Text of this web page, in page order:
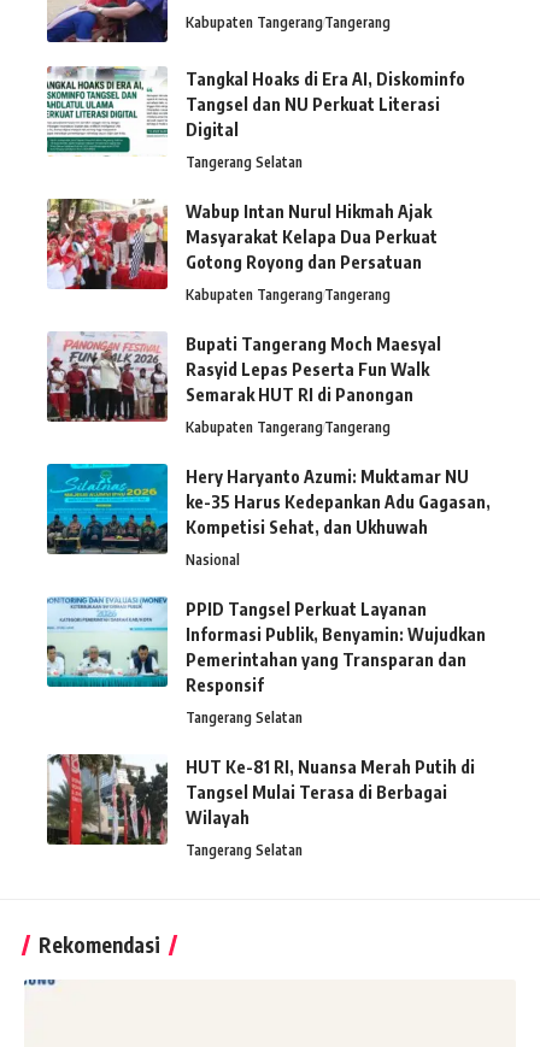
Kabupaten TangerangTangerang
Tangkal Hoaks di Era AI, Diskominfo
Tangsel dan NU Perkuat Literasi
Digital
Tangerang Selatan
Wabup Intan Nurul Hikmah Ajak
Masyarakat Kelapa Dua Perkuat
Gotong Royong dan Persatuan
Kabupaten TangerangTangerang
Bupati Tangerang Moch Maesyal
Rasyid Lepas Peserta Fun Walk
Semarak HUT RI di Panongan
Kabupaten TangerangTangerang
Hery Haryanto Azumi: Muktamar NU
ke-35 Harus Kedepankan Adu Gagasan,
Kompetisi Sehat, dan Ukhuwah
Nasional
PPID Tangsel Perkuat Layanan
Informasi Publik, Benyamin: Wujudkan
Pemerintahan yang Transparan dan
Responsif
Tangerang Selatan
HUT Ke-81 RI, Nuansa Merah Putih di
Tangsel Mulai Terasa di Berbagai
Wilayah
Tangerang Selatan
Rekomendasi